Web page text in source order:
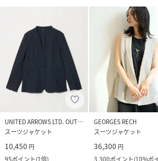
UNITED ARROWS LTD. OUTLET
スーツジャケット
10,450 円
95ポイント(1倍)
GEORGES RECH
スーツジャケット
36,300 円
3,300ポイント(10%ポ